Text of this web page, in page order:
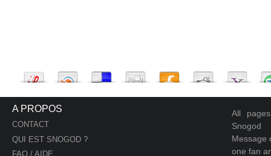
A PROPOS
CONTACT
QUI EST SNOGOD ?
FAQ / AIDE
All
Snogod
Message
one fan